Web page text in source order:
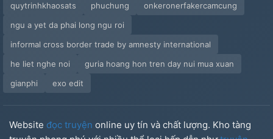
quytrinhkhaosats
phuchung
onkeronerfakercamcung
ngu a yet da phai long ngu roi
informal cross border trade by amnesty international
he liet nghe noi
guria hoang hon tren day nui mua xuan
gianphi
exo edit
Website đọc truyện online uy tín và chất lượng. Kho tàng